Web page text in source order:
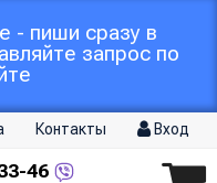
- пиши сразу в
запрос по
Контакты Вход
46